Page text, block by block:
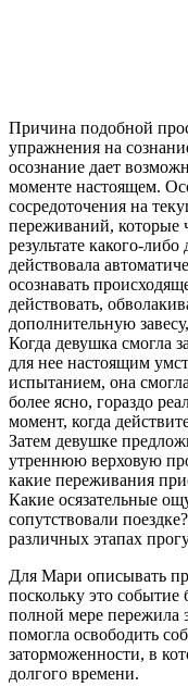
Причина подобной
упражнения на
осознание дает
моменте настоящем.
сосредоточения на
переживаний, которые
результате какого-
действовала
осознавать
действовать,
дополнительную
Когда девушка смогла
для нее настоящим
испытанием, она
более ясно, гораздо
момент, когда
Затем девушке
утреннюю верховую
какие переживания
Какие осязательные
сопутствовали
различных этапах
Для Мари описывать
поскольку это
полной мере пережила
помогла освободить
заторможенности, в
долгого времени.